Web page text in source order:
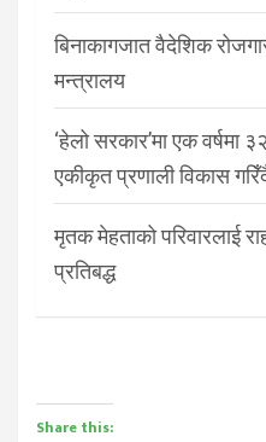
बिनाकागजात वैदेशिक
मन्त्रालय
‘हेलो सरकार’मा एक वर्षमा
एकीकृत प्रणाली विकास
मृतक मेहताको परिवारलाई
प्रतिबद्ध
Share this: